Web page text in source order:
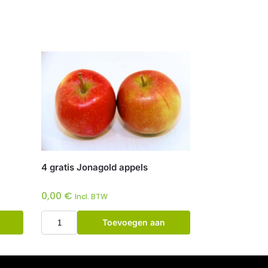
4 gratis Jonagold appels
0,00 € Incl. BTW
Toevoegen aan